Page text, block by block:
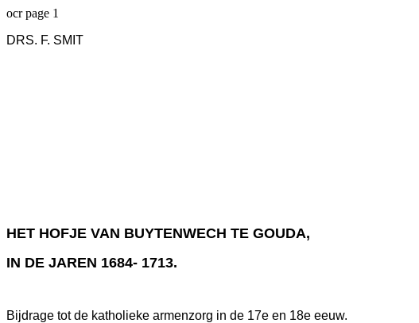
ocr page 1
DRS. F. SMIT
HET HOFJE VAN BUYTENWECH TE GOUDA,
IN DE JAREN 1684- 1713.
Bijdrage tot de katholieke armenzorg in de 17e en 18e eeuw.